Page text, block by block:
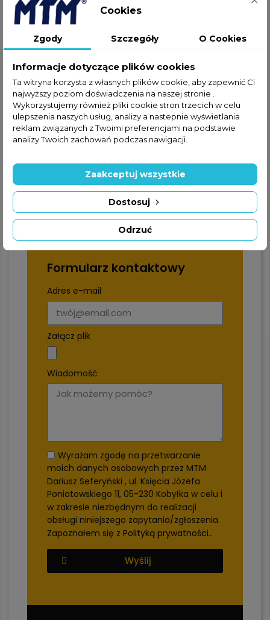
Jeżeli nie znalazłeś interesującej
Cię części w ofercie online,
zapraszamy do kontaktu
telefonicznego lub za
pośrednictwem formularza
kontaktowego.
+48 22 228 72 89
+48 570 507 070
Formularz kontaktowy
Adres e-mail
Załącz plik
Wiadomość
Wyrażam zgodę na przetwarzanie
moich danych osobowych przez MTM
Dariusz Seferyński , ul. Księcia Józefa
Poniatowskiego 11, 05-230 Kobyłka w celu i
w zakresie niezbędnym do realizacji
obsługi niniejszego zapytania/zgłoszenia.
Zapoznałem się z Polityką prywatności..
Wyślij
Cookies
Zgody Szczegóły O Cookies
Informacje dotyczące plików cookies
Ta witryna korzysta z własnych plików cookie, aby zapewnić Ci
najwyższy poziom doświadczenia na naszej stronie .
Wykorzystujemy również pliki cookie stron trzecich w celu
ulepszenia naszych usług, analizy a nastepnie wyświetlania
reklam związanych z Twoimi preferencjami na podstawie
analizy Twoich zachowań podczas nawigacji.
Odrzuć
Dostosuj
Zaakceptuj wszystkie